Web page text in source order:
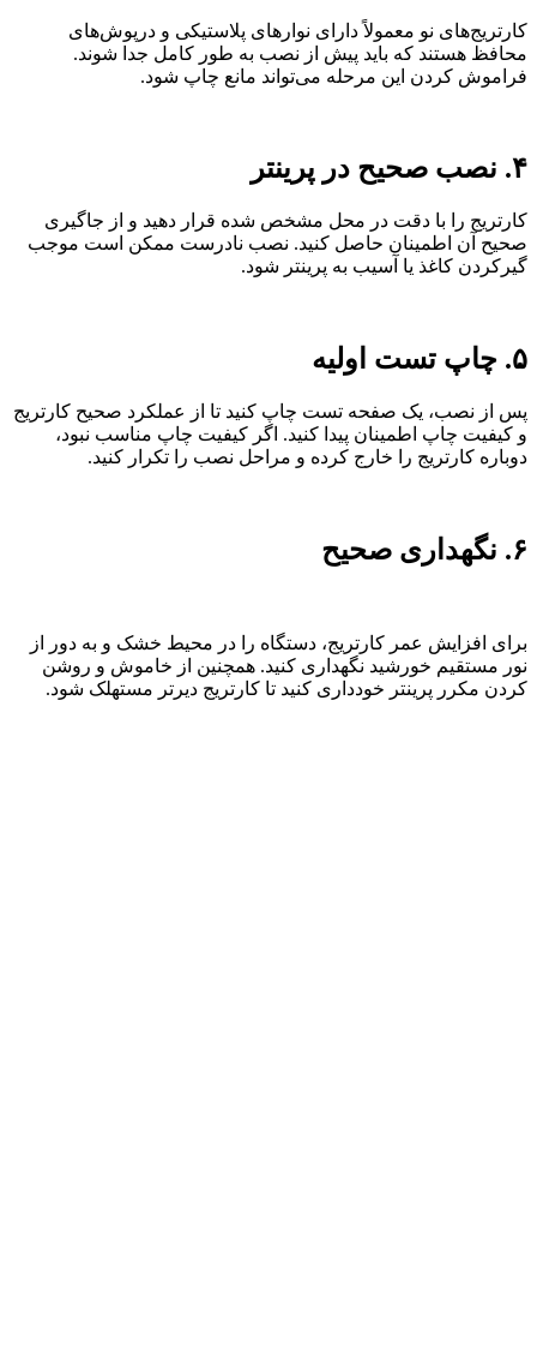
کارتریج‌های نو معمولاً دارای نوارهای پلاستیکی و درپوش‌های
محافظ هستند که باید پیش از نصب به طور کامل جدا شوند.
فراموش کردن این مرحله می‌تواند مانع چاپ شود.
۴. نصب صحیح در پرینتر
کارتریج را با دقت در محل مشخص شده قرار دهید و از جاگیری
صحیح آن اطمینان حاصل کنید. نصب نادرست ممکن است موجب
گیرکردن کاغذ یا آسیب به پرینتر شود.
۵. چاپ تست اولیه
پس از نصب، یک صفحه تست چاپ کنید تا از عملکرد صحیح کارتریج
و کیفیت چاپ اطمینان پیدا کنید. اگر کیفیت چاپ مناسب نبود،
دوباره کارتریج را خارج کرده و مراحل نصب را تکرار کنید.
۶. نگهداری صحیح
برای افزایش عمر کارتریج، دستگاه را در محیط خشک و به دور از
نور مستقیم خورشید نگهداری کنید. همچنین از خاموش و روشن
کردن مکرر پرینتر خودداری کنید تا کارتریج دیرتر مستهلک شود.